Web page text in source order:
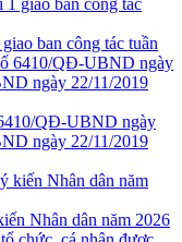
ban công tác tuần
QĐ-UBND ngày
ngày 22/11/2019
Nhân dân năm 2026